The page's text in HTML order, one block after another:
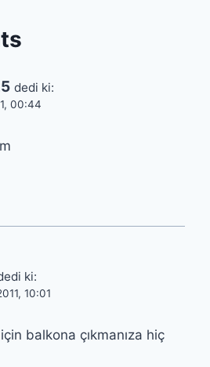
dedi ki:
00:44
ki:
10:01
balkona çıkmanıza hiç